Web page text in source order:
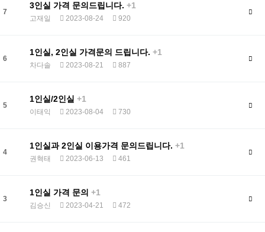
7
3인실 가격 문의드립니다. +1
고재일 2023-08-24 920
6
1인실, 2인실 가격문의 드립니다. +1
차다솔 2023-08-21 887
5
1인실/2인실 +1
이태익 2023-08-04 730
4
1인실과 2인실 이용가격 문의드립니다. +1
권혁태 2023-06-13 461
3
1인실 가격 문의 +1
김승신 2023-04-21 472